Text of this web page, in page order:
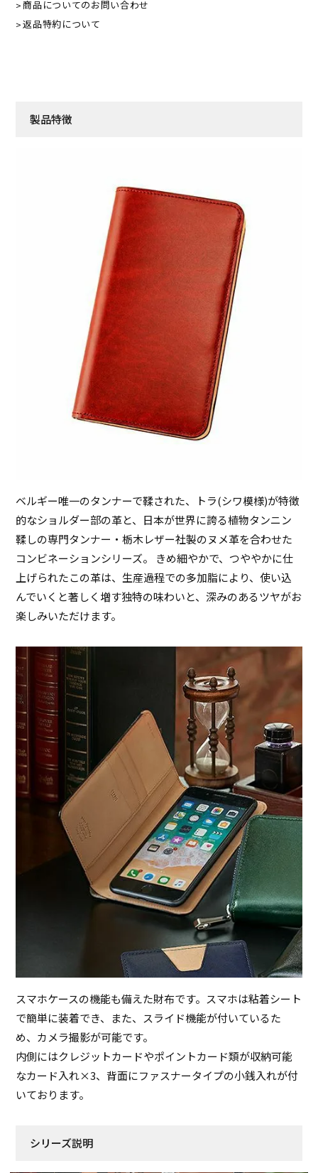
商品についてのお問い合わせ
返品特約について
製品特徴
ベルギー唯一のタンナーで鞣された、トラ(シワ模様)が特徴
的なショルダー部の革と、日本が世界に誇る植物タンニン
鞣しの専門タンナー・栃木レザー社製のヌメ革を合わせた
コンビネーションシリーズ。 きめ細やかで、つややかに仕
上げられたこの革は、生産過程での多加脂により、使い込
んでいくと著しく増す独特の味わいと、深みのあるツヤがお
楽しみいただけます。
スマホケースの機能も備えた財布です。スマホは粘着シート
で簡単に装着でき、また、スライド機能が付いているた
め、カメラ撮影が可能です。
内側にはクレジットカードやポイントカード類が収納可能
なカード入れ×3、背面にファスナータイプの小銭入れが付
いております。
シリーズ説明